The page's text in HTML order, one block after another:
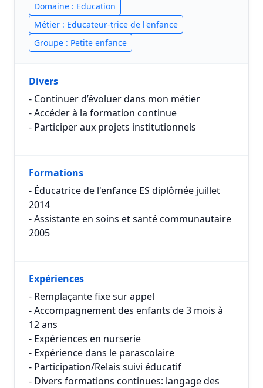
Domaine : Education
Métier : Educateur-trice de l'enfance
Groupe : Petite enfance
Divers
- Continuer d’évoluer dans mon métier
- Accéder à la formation continue
- Participer aux projets institutionnels
Formations
- Éducatrice de l'enfance ES diplômée juillet
2014
- Assistante en soins et santé communautaire
2005
Expériences
- Remplaçante fixe sur appel
- Accompagnement des enfants de 3 mois à
12 ans
- Expériences en nurserie
- Expérience dans le parascolaire
- Participation/Relais suivi éducatif
- Divers formations continues: langage des